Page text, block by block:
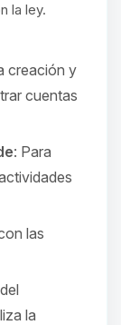
la ley.
creación y
cuentas
: Para
las
la